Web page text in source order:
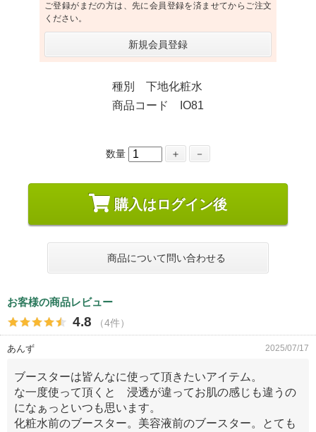
ご登録がまだの方は、先に会員登録を済ませてからご注文
ください。
新規会員登録
種別 下地化粧水
商品コード IO81
数量 ＋ －
購入はログイン後
商品について問い合わせる
お客様の商品レビュー
4.8 （4件）
あんず 2025/07/17
ブースターは皆んなに使って頂きたいアイテム。
な一度使って頂くと 浸透が違ってお肌の感じも違うの
になぁっといつも思います。
化粧水前のブースター。美容液前のブースター。とても